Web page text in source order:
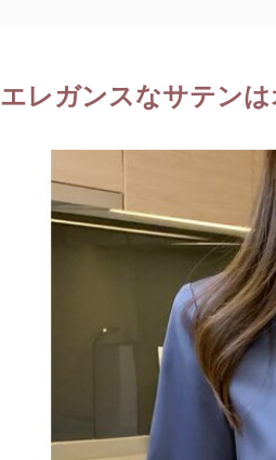
エレガンスなサテン